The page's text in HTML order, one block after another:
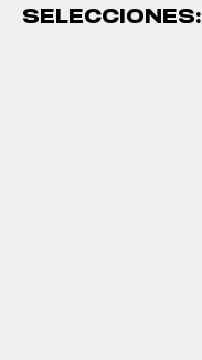
SELECCIONES: